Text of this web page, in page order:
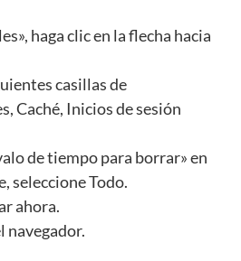
haga clic en la flecha hacia
casillas de
Caché, Inicios de sesión
de tiempo para borrar» en
seleccione Todo.
ahora.
navegador.